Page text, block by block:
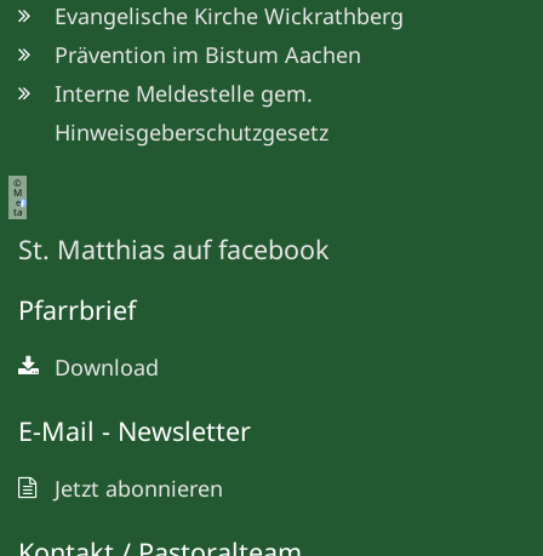
Evangelische Kirche Wickrathberg
Prävention im Bistum Aachen
Interne Meldestelle gem.
Hinweisgeberschutzgesetz
©
M
e
ta
St. Matthias auf facebook
Pfarrbrief
Download
E-Mail - Newsletter
Jetzt abonnieren